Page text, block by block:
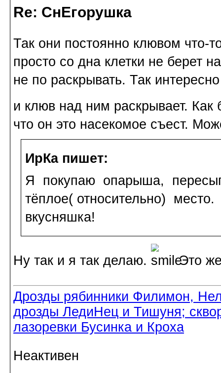
Re: СнЕгорушка
Так они постоянно клювом что-
просто со дна клетки не берет
не по раскрывать. Так
и клюв над ним раскрывает. Как
что он это насекомое съест.
ИрКа пишет:
Я покупаю опарыша,
тёплое( относительно)
вкусняшка!
Ну так и я так делаю. Это
Дрозды рябинники Филимон,
дрозды ЛедиНец и Тишуня;
лазоревки Бусинка и Кроха
Неактивен